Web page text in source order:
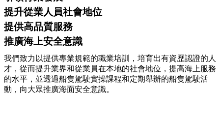
提升從業人員社會地位
提供高品質服務
推廣海上安全意識
我們致力以提供專業規範的職業培訓，培育出有資歷認證的人
才，從而提升業界和從業員在本地的社會地位，提高海上服務
的水平，並透過船隻駕駛實操課程和定期舉辦的船隻駕駛活
動，向大眾推廣海面安全意識。